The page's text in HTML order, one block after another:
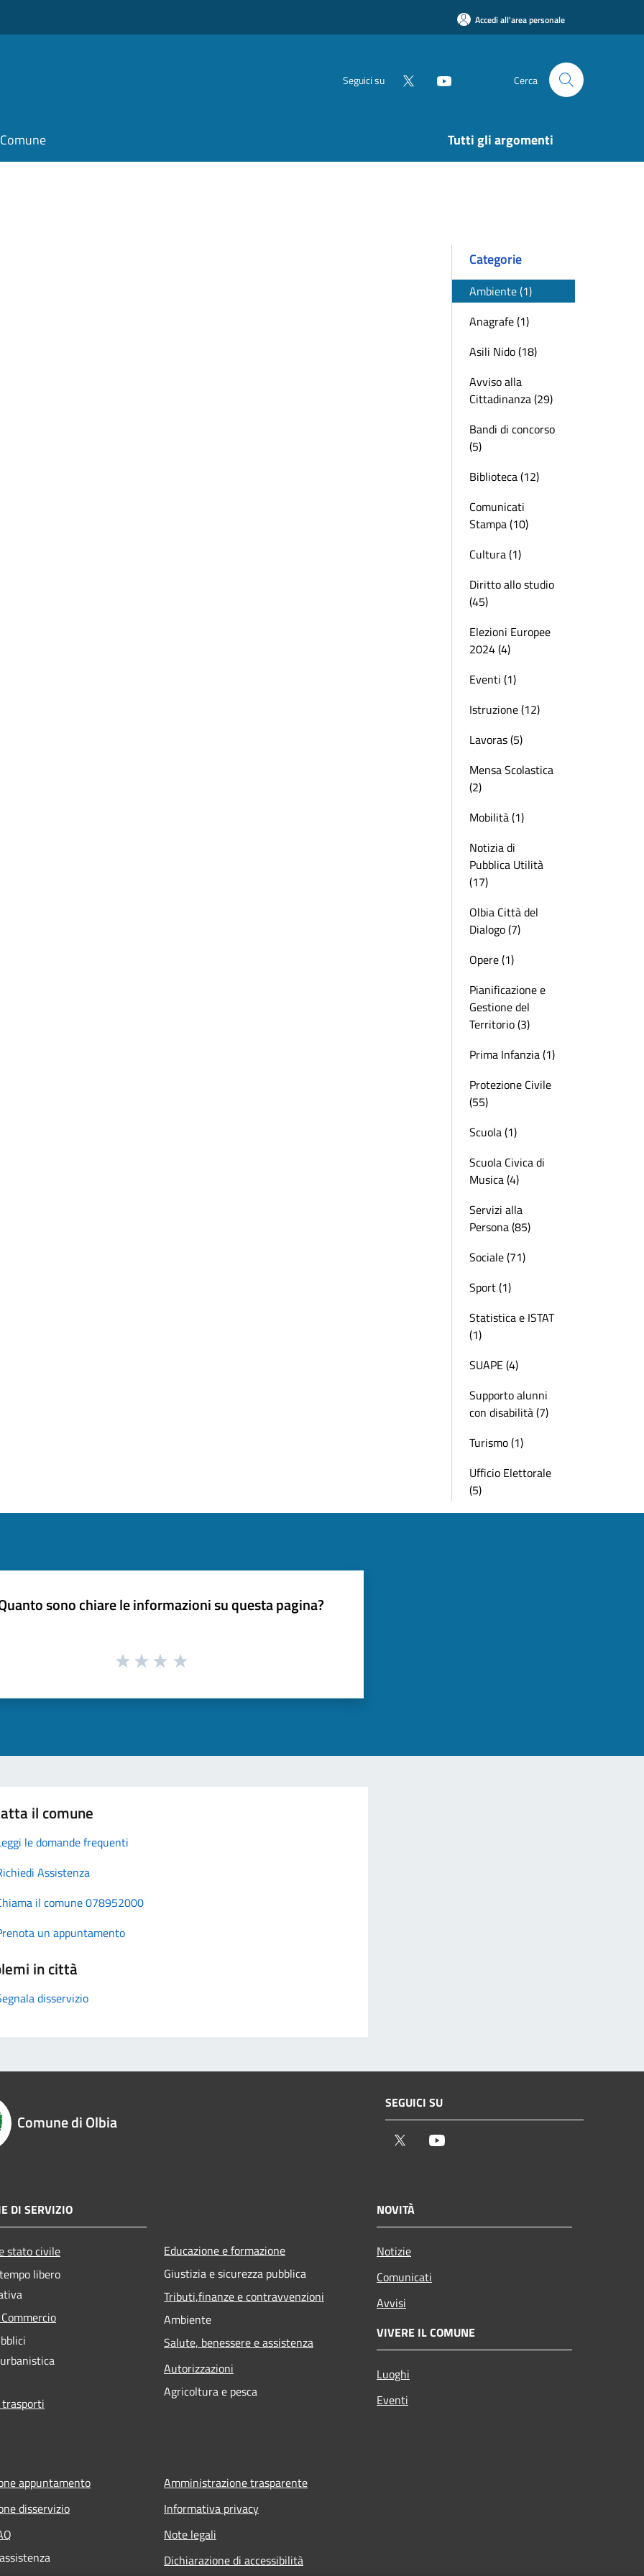
Accedi all'area personale
Seguici su Cerca
Tutti gli argomenti
Categorie
Ambiente (1)
Anagrafe (1)
Asili Nido (18)
Avviso alla
Cittadinanza (29)
Bandi di concorso
(5)
Biblioteca (12)
Comunicati
Stampa (10)
Cultura (1)
Diritto allo studio
(45)
Elezioni Europee
2024 (4)
Eventi (1)
Istruzione (12)
Lavoras (5)
Mensa Scolastica
(2)
Mobilità (1)
Notizia di
Pubblica Utilità
(17)
Olbia Città del
Dialogo (7)
Opere (1)
Pianificazione e
Gestione del
Territorio (3)
Prima Infanzia (1)
Protezione Civile
(55)
Scuola (1)
Scuola Civica di
Musica (4)
Servizi alla
Persona (85)
Sociale (71)
Sport (1)
Statistica e ISTAT
(1)
SUAPE (4)
Supporto alunni
con disabilità (7)
Turismo (1)
Ufficio Elettorale
(5)
sono chiare le informazioni su questa pagina?
il comune
le domande frequenti
Assistenza
il comune 078952000
un appuntamento
in città
disservizio
Comune di Olbia
SEGUICI SU
Twitter
DI SERVIZIO
stato civile
libero
Educazione e formazione
Giustizia e sicurezza pubblica
Tributi,finanze e contravvenzioni
Ambiente
Salute, benessere e assistenza
Autorizzazioni
Agricoltura e pesca
NOVITÀ
Notizie
Comunicati
Avvisi
VIVERE IL COMUNE
Luoghi
Eventi
appuntamento
disservizio
Amministrazione trasparente
Informativa privacy
Note legali
Dichiarazione di accessibilità